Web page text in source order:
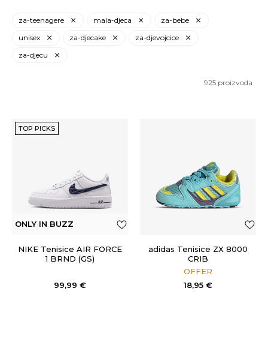
za-teenagere mala-djeca
za-bebe
unisex
za-djecake
za-djevojcice
za-djecu
925 proizvoda
TOP PICKS
ONLY IN BUZZ
NIKE Tenisice AIR FORCE
1 BRND (GS)
99,99 €
adidas Tenisice ZX 8000
CRIB
OFFER
18,95 €